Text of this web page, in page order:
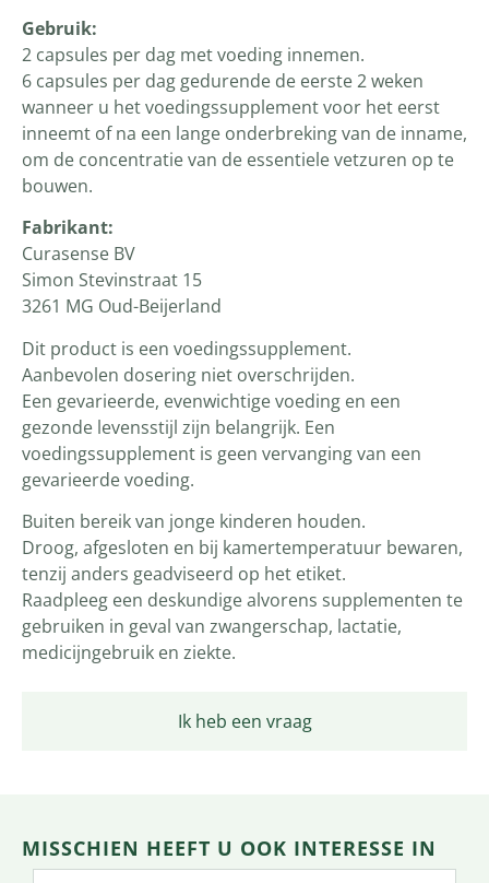
Ik heb een vraag
Gebruik:
2 capsules per dag met voeding innemen.
6 capsules per dag gedurende de eerste 2 weken
wanneer u het voedingssupplement voor het eerst
inneemt of na een lange onderbreking van de inname,
om de concentratie van de essentiele vetzuren op te
bouwen.
Fabrikant:
Curasense BV
Simon Stevinstraat 15
3261 MG Oud-Beijerland
Dit product is een voedingssupplement.
Aanbevolen dosering niet overschrijden.
Een gevarieerde, evenwichtige voeding en een
gezonde levensstijl zijn belangrijk. Een
voedingssupplement is geen vervanging van een
gevarieerde voeding.
Buiten bereik van jonge kinderen houden.
Droog, afgesloten en bij kamertemperatuur bewaren,
tenzij anders geadviseerd op het etiket.
Raadpleeg een deskundige alvorens supplementen te
gebruiken in geval van zwangerschap, lactatie,
medicijngebruik en ziekte.
MISSCHIEN HEEFT U OOK INTERESSE IN